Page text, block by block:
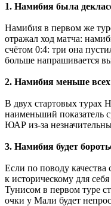
1. Намибия была
Намибия в первом же
отражал ход матча:
счётом 0:4: три она
больше напрашивается
2. Намибия меньше всех
В двух стартовых турах
наименьший показатель
ЮАР из-за
3. Намибия будет
Если по поводу
к историческому для
Тунисом в первом туре
очки у Мали будет